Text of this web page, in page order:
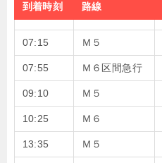
到着時刻 路線
07:15 Ｍ５
07:55 Ｍ６区間急行
09:10 Ｍ５
10:25 Ｍ６
13:35 Ｍ５